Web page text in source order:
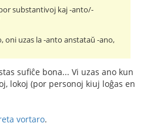
substantivoj kaj -anto/-
oni uzas la -anto anstataŭ -ano,
sufiĉe bona... Vi uzas ano kun
lokoj (por personoj kiuj loĝas en
vortaro.